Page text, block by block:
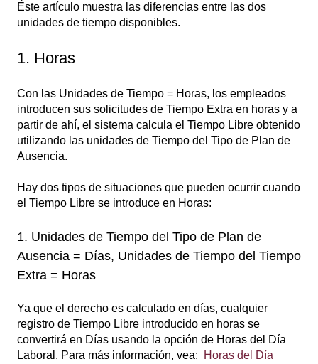
Éste artículo muestra las diferencias entre las dos
unidades de tiempo disponibles.
1. Horas
Con las Unidades de Tiempo = Horas, los empleados
introducen sus solicitudes de Tiempo Extra en horas y a
partir de ahí, el sistema calcula el Tiempo Libre obtenido
utilizando las unidades de Tiempo del Tipo de Plan de
Ausencia.
Hay dos tipos de situaciones que pueden ocurrir cuando
el Tiempo Libre se introduce en Horas:
1. Unidades de Tiempo del Tipo de Plan de
Ausencia = Días, Unidades de Tiempo del Tiempo
Extra = Horas
Ya que el derecho es calculado en días, cualquier
registro de Tiempo Libre introducido en horas se
convertirá en Días usando la opción de Horas del Día
Laboral. Para más información, vea:
Horas del Día